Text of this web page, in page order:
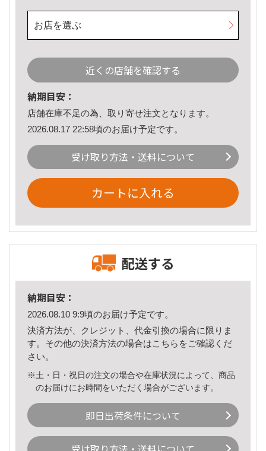
お店を選ぶ
近くの店舗を確認する
納期目安：
店舗在庫不足の為、取り寄せ注文となります。
2026.08.17 22:58頃のお届け予定です。
受け取り方法・送料について
カートに入れる
配送する
納期目安：
2026.08.10 9:9頃のお届け予定です。
決済方法が、クレジット、代金引換の場合に限りま
す。その他の決済方法の場合はこちら をご確認くだ
さい。
※土・日・祝日の注文の場合や在庫状況によって、商品
のお届けにお時間をいただく場合がございます。
即日出荷条件について